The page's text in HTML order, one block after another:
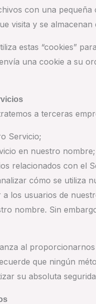
con una
visita y se
estas “cookies”
una cookie a su
a terceras
Servicio;
en nuestro nombre;
relacionados con el
cómo se utiliza
los usuarios de
nombre. Sin
al
que ningún
su absoluta